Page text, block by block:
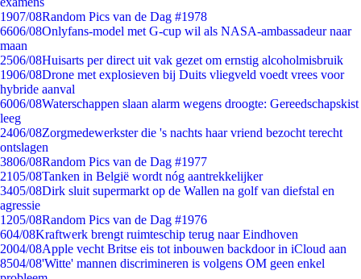
1907/08Random Pics van de Dag #1978
6606/08Onlyfans-model met G-cup wil als NASA-ambassadeur naar
maan
2506/08Huisarts per direct uit vak gezet om ernstig alcoholmisbruik
1906/08Drone met explosieven bij Duits vliegveld voedt vrees voor
hybride aanval
6006/08Waterschappen slaan alarm wegens droogte: Gereedschapskist
leeg
2406/08Zorgmedewerkster die 's nachts haar vriend bezocht terecht
ontslagen
3806/08Random Pics van de Dag #1977
2105/08Tanken in België wordt nóg aantrekkelijker
3405/08Dirk sluit supermarkt op de Wallen na golf van diefstal en
agressie
1205/08Random Pics van de Dag #1976
604/08Kraftwerk brengt ruimteschip terug naar Eindhoven
2004/08Apple vecht Britse eis tot inbouwen backdoor in iCloud aan
8504/08'Witte' mannen discrimineren is volgens OM geen enkel